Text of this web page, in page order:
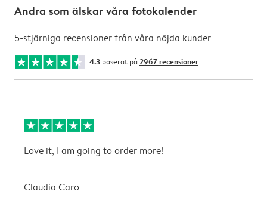
Andra som älskar våra fotokalender
5-stjärniga recensioner från våra nöjda kunder
4.3 baserat på 2967 recensioner
Love it, I am going to order more!
Claudia Caro